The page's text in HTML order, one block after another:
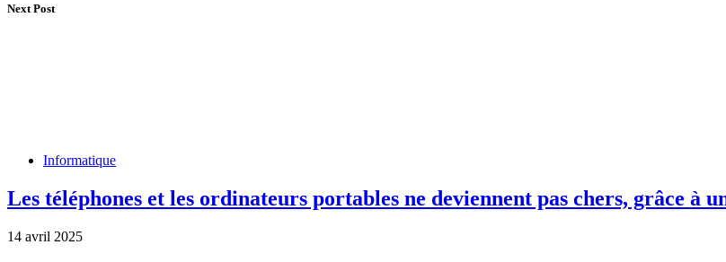
Next Post
Informatique
Les téléphones et les ordinateurs portables ne deviennent pas chers, grâce à
14 avril 2025